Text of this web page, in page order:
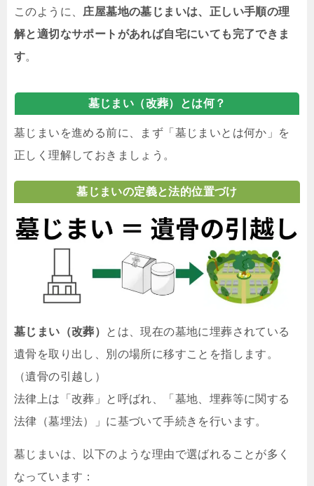
このように、 庄屋墓地の墓じまいは、正しい手順の理
解と適切なサポートがあれば自宅にいても完了できま
す。
墓じまい（改葬）とは何？
墓じまいを進める前に、まず「墓じまいとは何か」を
正しく理解しておきましょう。
墓じまいの定義と法的位置づけ
墓じまい（改葬）
とは、現在の墓地に埋葬されている
遺骨を取り出し、別の場所に移すことを指します。
（遺骨の引越し）
法律上は「改葬」と呼ばれ、「墓地、埋葬等に関する
法律（墓埋法）」に基づいて手続きを行います。
墓じまいは、以下のような理由で選ばれることが多く
なっています：